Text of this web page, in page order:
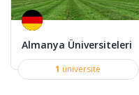
Almanya Üniversiteleri
1 üniversite